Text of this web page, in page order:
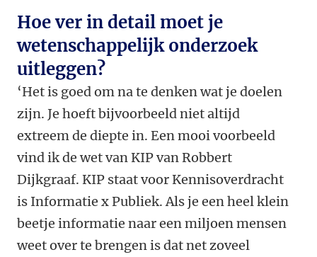
Hoe ver in detail moet je
wetenschappelijk onderzoek
uitleggen?
‘Het is goed om na te denken wat je doelen
zijn. Je hoeft bijvoorbeeld niet altijd
extreem de diepte in. Een mooi voorbeeld
vind ik de wet van KIP van Robbert
Dijkgraaf. KIP staat voor Kennisoverdracht
is Informatie x Publiek. Als je een heel klein
beetje informatie naar een miljoen mensen
weet over te brengen is dat net zoveel